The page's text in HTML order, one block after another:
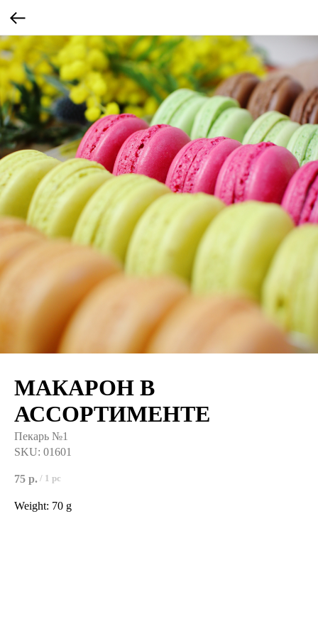
МАКАРОН В
АССОРТИМЕНТЕ
Пекарь №1
SKU: 01601
75 р. / 1 pc
Weight: 70 g